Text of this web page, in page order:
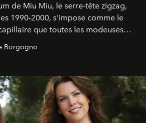
de Miu Miu, le serre-tête zigzag,
1990-2000, s'impose comme le
que toutes les modeuses
Borgogno